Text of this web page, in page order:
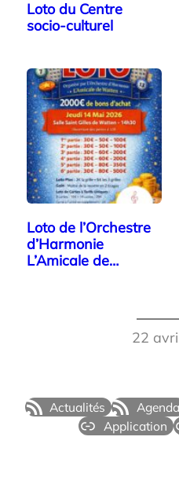
Loto du Centre
socio-culturel
Loto de l’Orchestre
d’Harmonie
L’Amicale de
22
Actualités Agenda
Application